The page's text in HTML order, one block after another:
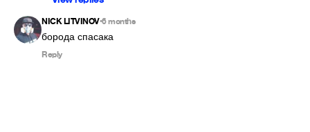
NICK LITVINOV•6 months
борода спасака
Reply